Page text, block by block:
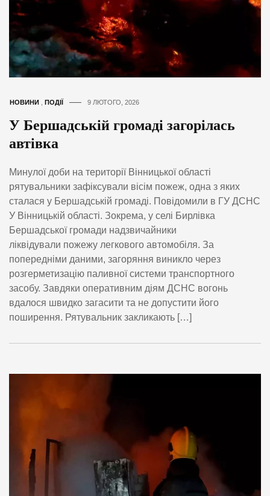
НОВИНИ ПОДІЇ 9 ЛЮТОГО, 2026
У Бершадській громаді загорілась
автівка
Минулої доби на території Вінницької області
рятувальники зафіксували вісім пожеж, одна з яких
сталася у Бершадській громаді. Повідомили в ГУ ДСНС
У Вінницькій області. Зокрема, у селі Бирлівка
Бершадської громади надзвичайники
ліквідували пожежу легкового автомобіля. За
попередніми даними, загоряння виникло через
розгерметизацію паливної системи транспортного
засобу. Завдяки оперативним діям ДСНС вогонь
вдалося швидко загасити та не допустити його
поширення. Рятувальник закликають […]